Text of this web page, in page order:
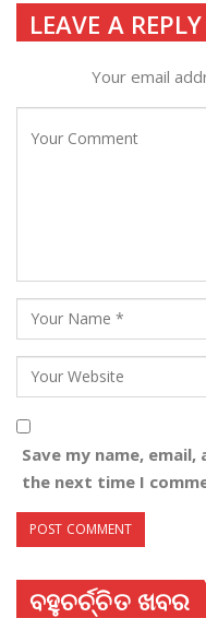
LEAVE A REPLY
Your email
Save my name,
the next time I
ବହୁଚର୍ଚ୍ଚିତ ଖବର